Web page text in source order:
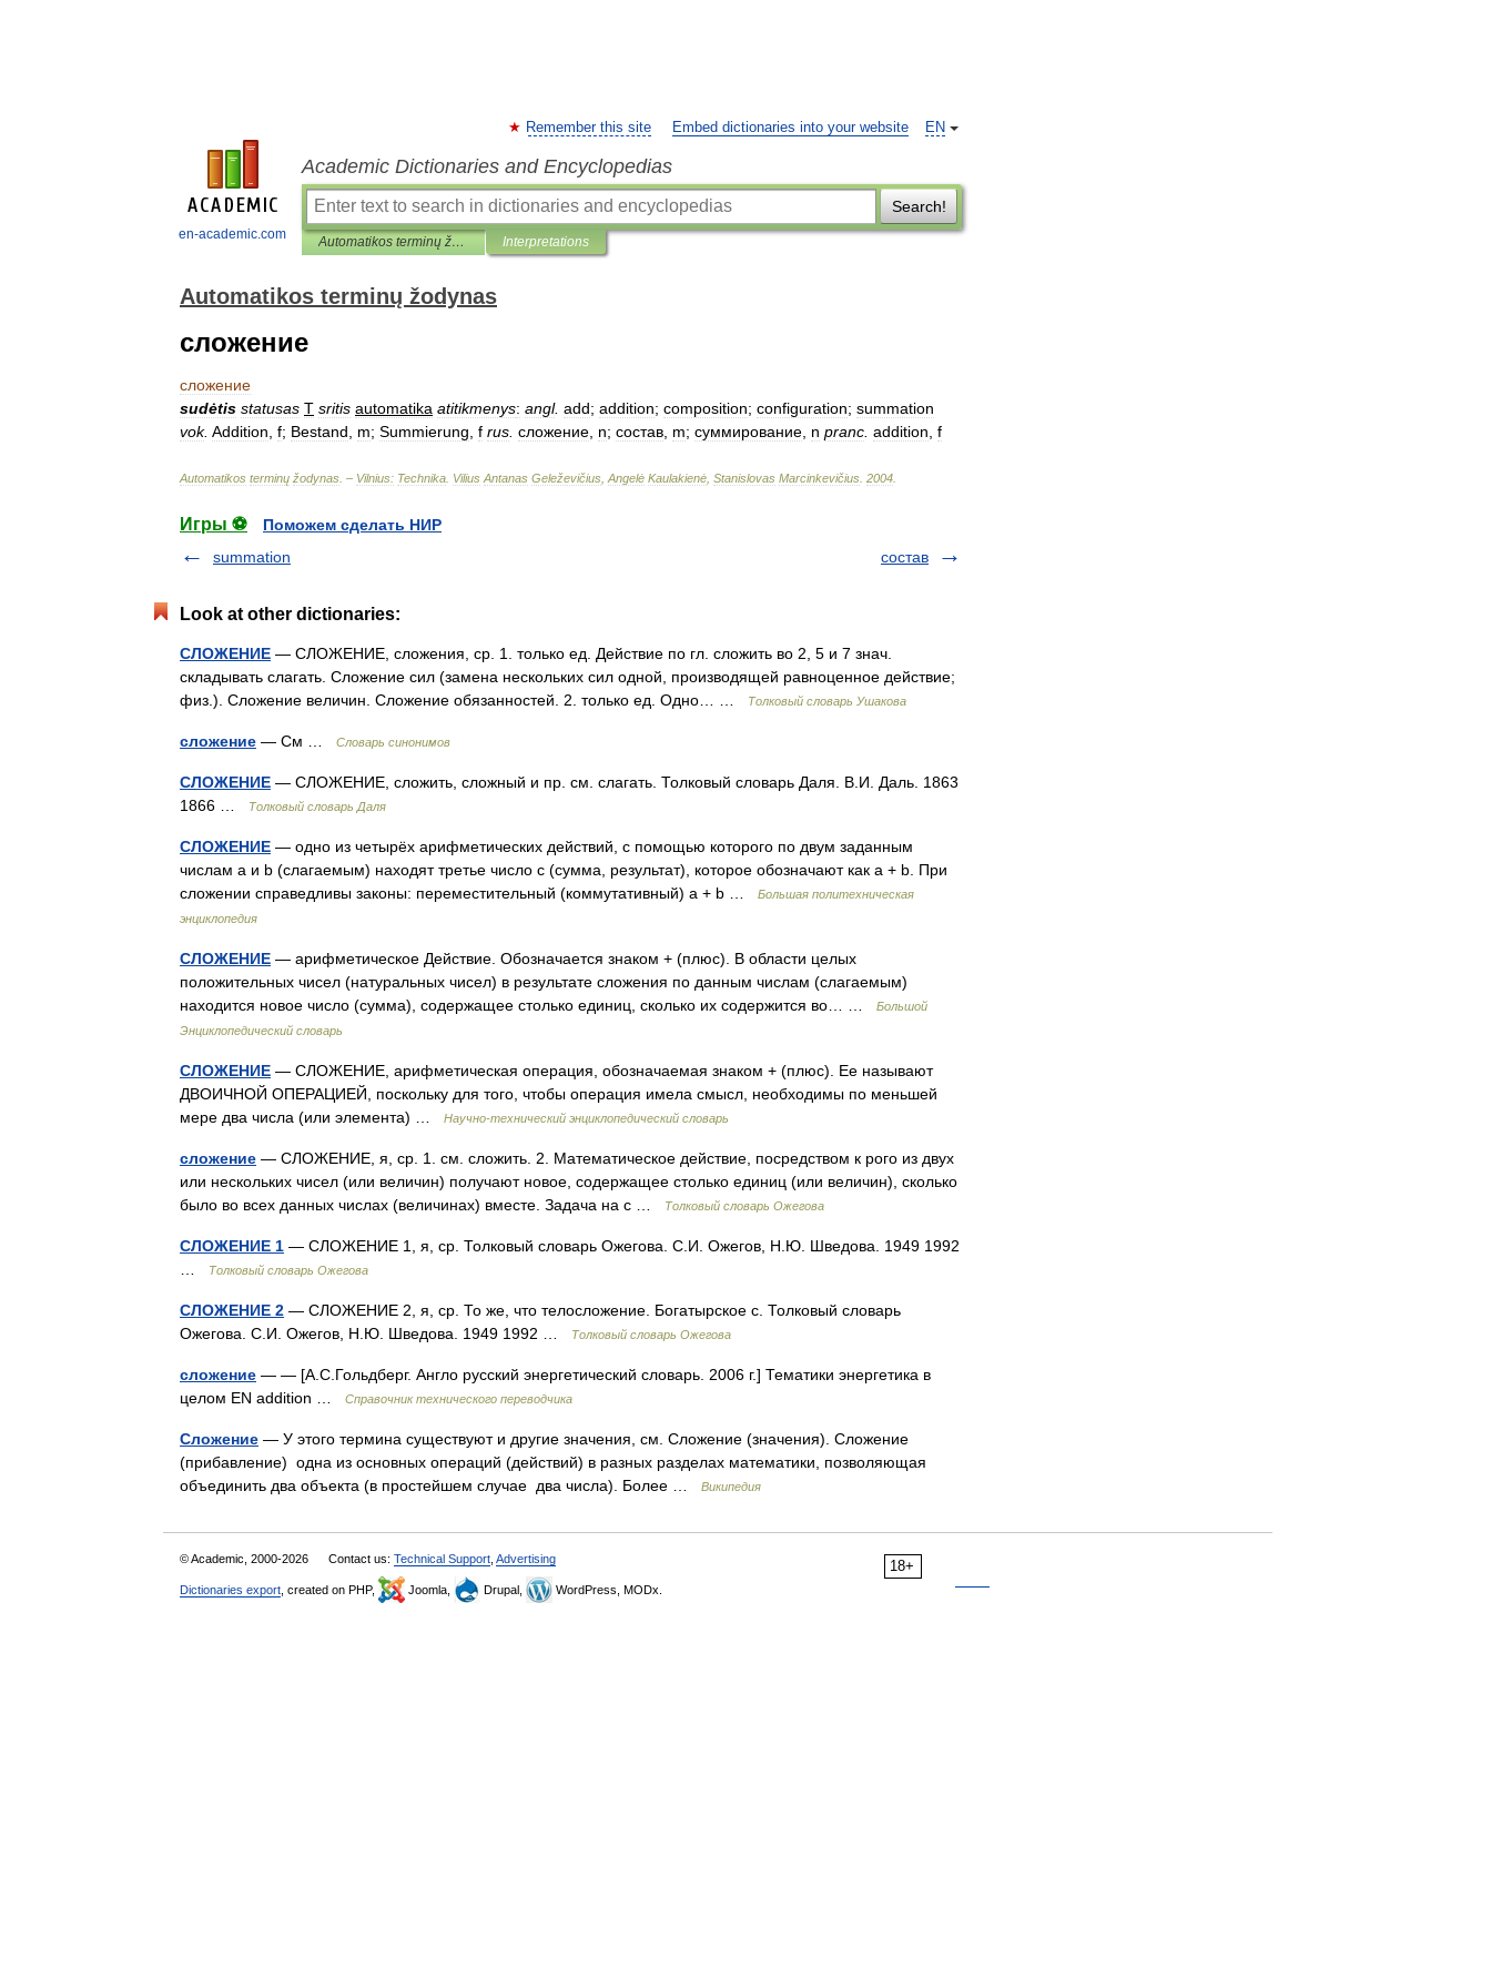
en-academic.com
EN
Remember this site Embed dictionaries into your website
Academic Dictionaries and Encyclopedias
Search!
Automatikos terminų žodynas Interpretations
Automatikos terminų žodynas
сложение
сложение
sudėtis statusas T sritis automatika atitikmenys: angl. add; addition; composition; configuration; summation
vok. Addition f; Bestand m; Summierung f rus сложение n; состав m; суммирование n pranc addition f
Automatikos terminų žodynas . – Vilnius: Technika Vilius Antanas Geleževičius Angelė Kaulakienė Stanislovas Marcinkevičius 2004
Игры ⚽
Поможем сделать НИР
summation
состав
Look at other dictionaries:
СЛОЖЕНИЕ — СЛОЖЕНИЕ, сложения, ср. 1. только ед. Действие по гл. сложить во 2, 5 и 7 знач.
складывать слагать. Сложение сил (замена нескольких сил одной, производящей равноценное действие;
физ.). Сложение величин. Сложение обязанностей. 2. только ед. Одно… …
Толковый словарь Ушакова
сложение — См … Словарь синонимов
СЛОЖЕНИЕ — СЛОЖЕНИЕ, сложить, сложный и пр. см. слагать. Толковый словарь Даля. В.И. Даль. 1863
1866 …
Толковый словарь Даля
СЛОЖЕНИЕ — одно из четырёх арифметических действий, с помощью которого по двум заданным
числам а и b (слагаемым) находят третье число с (сумма, результат), которое обозначают как а + b. При
сложении справедливы законы: переместительный (коммутативный) a + b …
Большая политехническая
энциклопедия
СЛОЖЕНИЕ — арифметическое Действие. Обозначается знаком + (плюс). В области целых
положительных чисел (натуральных чисел) в результате сложения по данным числам (слагаемым)
находится новое число (сумма), содержащее столько единиц, сколько их содержится во… …
Большой
Энциклопедический словарь
СЛОЖЕНИЕ — СЛОЖЕНИЕ, арифметическая операция, обозначаемая знаком + (плюс). Ее называют
ДВОИЧНОЙ ОПЕРАЦИЕЙ, поскольку для того, чтобы операция имела смысл, необходимы по меньшей
мере два числа (или элемента) …
Научно-технический энциклопедический словарь
сложение — СЛОЖЕНИЕ, я, ср. 1. см. сложить. 2. Математическое действие, посредством к рого из двух
или нескольких чисел (или величин) получают новое, содержащее столько единиц (или величин), сколько
было во всех данных числах (величинах) вместе. Задача на с …
Толковый словарь Ожегова
СЛОЖЕНИЕ 1 — СЛОЖЕНИЕ 1, я, ср. Толковый словарь Ожегова. С.И. Ожегов, Н.Ю. Шведова. 1949 1992
Толковый словарь Ожегова
СЛОЖЕНИЕ 2 — СЛОЖЕНИЕ 2, я, ср. То же, что телосложение. Богатырское с. Толковый словарь
Ожегова. С.И. Ожегов, Н.Ю. Шведова. 1949 1992 …
Толковый словарь Ожегова
сложение — — [А.С.Гольдберг. Англо русский энергетический словарь. 2006 г.] Тематики энергетика в
целом EN addition …
Справочник технического переводчика
Сложение — У этого термина существуют и другие значения, см. Сложение (значения). Сложение
(прибавление) одна из основных операций (действий) в разных разделах математики, позволяющая
объединить два объекта (в простейшем случае два числа). Более …
Википедия
18+
© Academic, 2000-2026 Contact us: Technical Support Advertising
Dictionaries export , created on PHP, Joomla, Drupal, WordPress, MODx.